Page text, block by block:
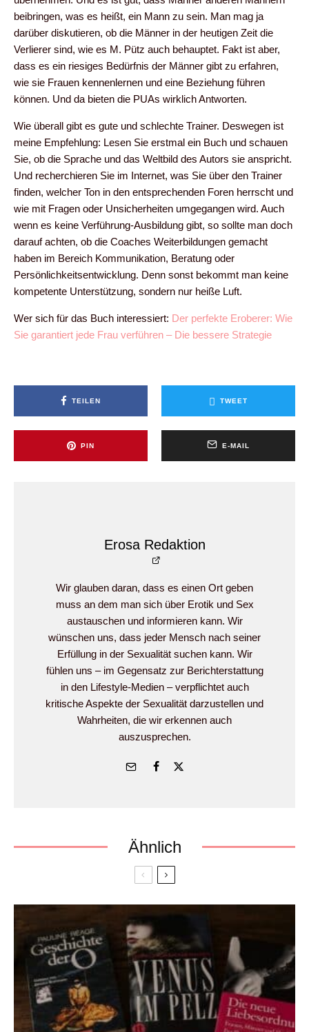
beibringen, was es heißt, ein Mann zu sein. Man mag ja
darüber diskutieren, ob die Männer in der heutigen Zeit die
Verlierer sind, wie es M. Pütz auch behauptet. Fakt ist aber,
dass es ein riesiges Bedürfnis der Männer gibt zu erfahren,
wie sie Frauen kennenlernen und eine Beziehung führen
können. Und da bieten die PUAs wirklich Antworten.
Wie überall gibt es gute und schlechte Trainer. Deswegen ist
meine Empfehlung: Lesen Sie erstmal ein Buch und schauen
Sie, ob die Sprache und das Weltbild des Autors sie anspricht.
Und recherchieren Sie im Internet, was Sie über den Trainer
finden, welcher Ton in den entsprechenden Foren herrscht und
wie mit Fragen oder Unsicherheiten umgegangen wird. Auch
wenn es keine Verführung-Ausbildung gibt, so sollte man doch
darauf achten, ob die Coaches Weiterbildungen gemacht
haben im Bereich Kommunikation, Beratung oder
Persönlichkeitsentwicklung. Denn sonst bekommt man keine
kompetente Unterstützung, sondern nur heiße Luft.
Wer sich für das Buch interessiert: Der perfekte Eroberer: Wie
Sie garantiert jede Frau verführen – Die bessere Strategie
TEILEN TWEET
PIN E-MAIL
Erosa Redaktion
Wir glauben daran, dass es einen Ort geben
muss an dem man sich über Erotik und Sex
austauschen und informieren kann. Wir
wünschen uns, dass jeder Mensch nach seiner
Erfüllung in der Sexualität suchen kann. Wir
fühlen uns – im Gegensatz zur Berichterstattung
in den Lifestyle-Medien – verpflichtet auch
kritische Aspekte der Sexualität darzustellen und
Wahrheiten, die wir erkennen auch
auszusprechen.
Ähnlich